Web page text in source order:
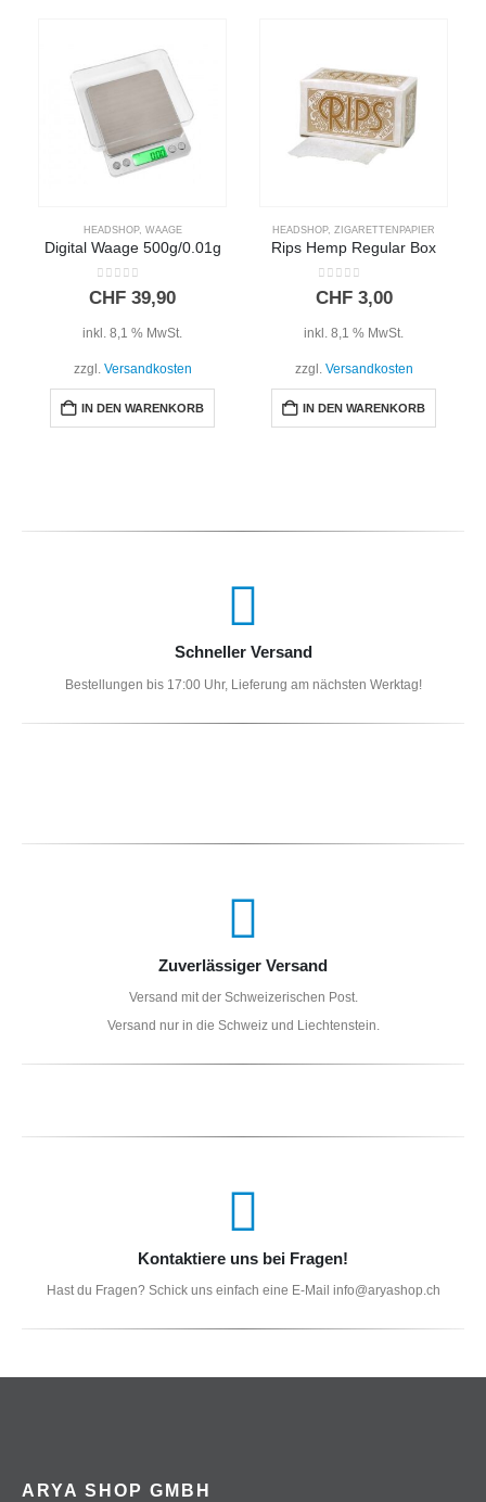
HEADSHOP, WAAGE
Digital Waage 500g/0.01g
0out of 5
CHF 39,90
inkl. 8,1 % MwSt.
zzgl. Versandkosten
IN DEN WARENKORB
HEADSHOP, ZIGARETTENPAPIER
Rips Hemp Regular Box
0out of 5
CHF3,00
inkl. 8,1 % MwSt.
zzgl. Versandkosten
IN DEN WARENKORB
Schneller Versand
Bestellungen bis 17:00 Uhr, Lieferung am nächsten Werktag!
Zuverlässiger Versand
Versand mit der Schweizerischen Post.
Versand nur in die Schweiz und Liechtenstein.
Kontaktiere uns bei Fragen!
Hast du Fragen? Schick uns einfach eine E-Mail info@aryashop.ch
ARYA SHOP GMBH